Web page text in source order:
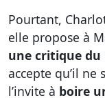
Pourtant,
elle propose à
une critique du
accepte qu’il ne
l’invite à boire